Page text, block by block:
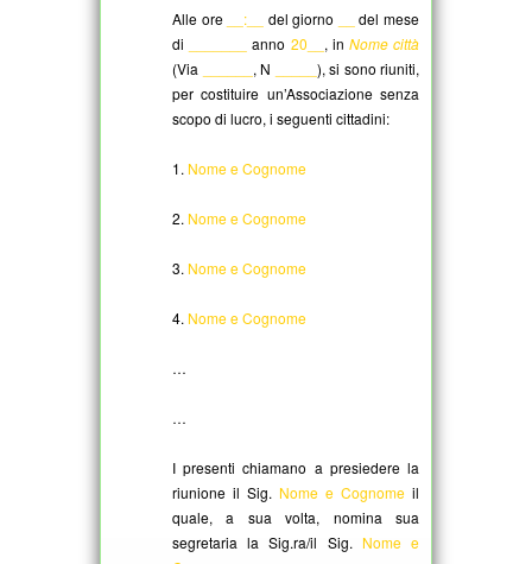
Alle ore __:__ del giorno
del mese
di
anno 20__ , in Nome città
(Via
, N
), si sono riuniti,
per costituire un’Associazione senza
scopo di lucro, i seguenti cittadini:
1. Nome e Cognome
2. Nome e Cognome
3. Nome e Cognome
4. Nome e Cognome
…
…
I presenti chiamano a presiedere la
riunione il Sig. Nome e Cognome il
quale, a sua volta, nomina sua
segretaria la Sig.ra/il Sig. Nome e